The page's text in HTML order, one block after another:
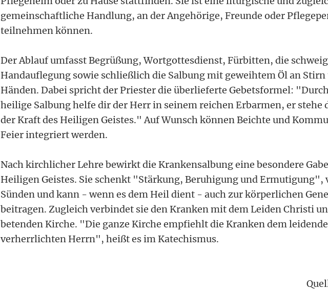
gemeinschaftliche Handlung, an der Angehörige, Freunde oder
teilnehmen können.
Der Ablauf umfasst Begrüßung, Wortgottesdienst, Fürbitten, die
Handauflegung sowie schließlich die Salbung mit geweihtem Öl an Stirn
Händen. Dabei spricht der Priester die überlieferte Gebetsformel:
heilige Salbung helfe dir der Herr in seinem reichen Erbarmen, er stehe
der Kraft des Heiligen Geistes." Auf Wunsch können Beichte und
Feier integriert werden.
Nach kirchlicher Lehre bewirkt die Krankensalbung eine besondere
Heiligen Geistes. Sie schenkt "Stärkung, Beruhigung und Ermutigung",
Sünden und kann - wenn es dem Heil dient - auch zur körperlichen
beitragen. Zugleich verbindet sie den Kranken mit dem Leiden Christi
betenden Kirche. "Die ganze Kirche empfiehlt die Kranken dem
verherrlichten Herrn", heißt es im Katechismus.